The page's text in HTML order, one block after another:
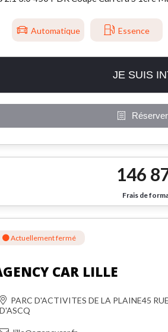
Automatique Essence
JE SUIS
146
Frais de
Actuellement fermé
CAR LILLE
PARC D'ACTIVITES DE LA PLAINE45
D'ASCQ